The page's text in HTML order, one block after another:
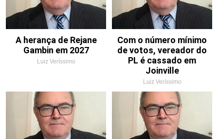
A herança de Rejane
Gambin em 2027
Luiz Veríssimo
Com o número mínimo
de votos, vereador do
PL é cassado em
Joinville
Luiz Veríssimo